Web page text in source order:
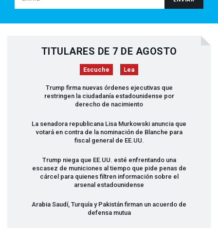
TITULARES DE 7 DE AGOSTO
Escuche Lea
Trump firma nuevas órdenes ejecutivas que
restringen la ciudadanía estadounidense por
derecho de nacimiento
La senadora republicana Lisa Murkowski anuncia que
votará en contra de la nominación de Blanche para
fiscal general de EE.UU.
Trump niega que EE.UU. esté enfrentando una
escasez de municiones al tiempo que pide penas de
cárcel para quienes filtren información sobre el
arsenal estadounidense
Arabia Saudí, Turquía y Pakistán firman un acuerdo de
defensa mutua